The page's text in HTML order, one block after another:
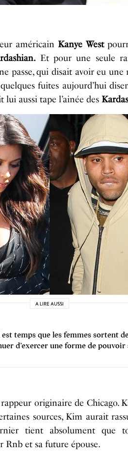
américain Kanye West
. Et pour une seule
passe, qui disait avoir eu
fuites aujourd’hui
aussi tape l’ainée des
A LIRE AUSSI
est temps que les femmes sortent
d’exercer une forme de pouvoir
originaire de Chicago.
sources, Kim aurait
tient absolument que
Rnb et sa future épouse.